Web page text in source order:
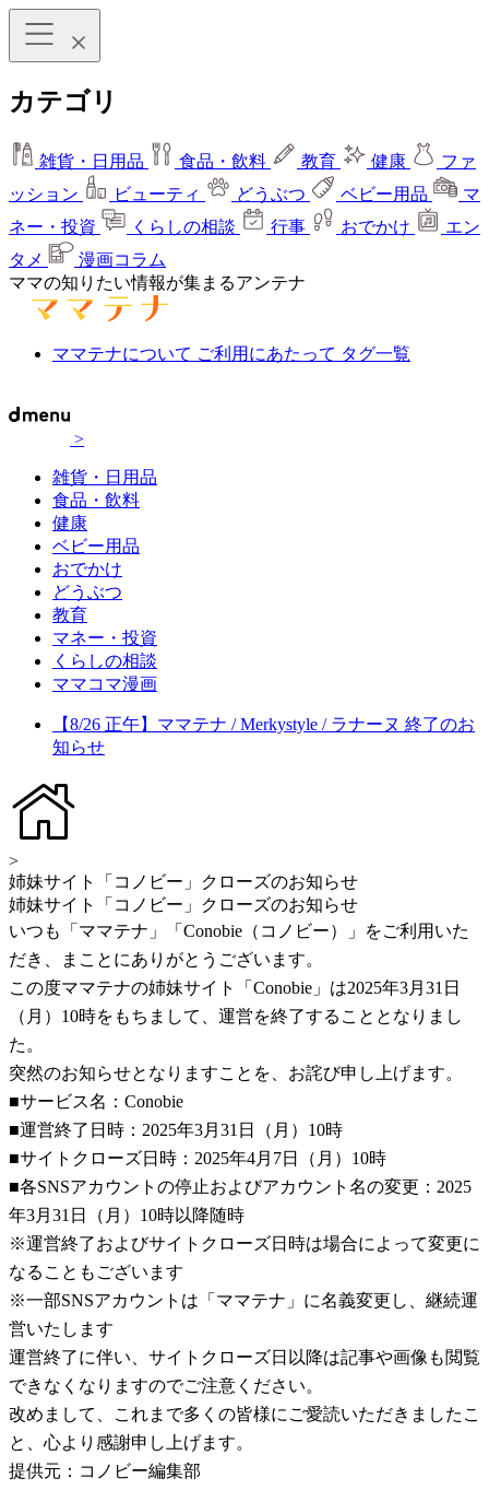
カテゴリ
雑貨・日用品 食品・飲料 教育 健康
ファ
ッション
ビューティ どうぶつ ベビー用品
マ
ネー・投資
くらしの相談 行事 おでかけ
エン
タメ
漫画コラム
ママの知りたい情報が集まるアンテナ
ママテナについて ご利用にあたって タグ一覧
>
雑貨・日用品
食品・飲料
健康
ベビー用品
おでかけ
どうぶつ
教育
マネー・投資
くらしの相談
ママコマ漫画
【8/26 正午】ママテナ / Merkystyle / ラナーヌ 終了のお
知らせ
>
姉妹サイト「コノビー」クローズのお知らせ
姉妹サイト「コノビー」クローズのお知らせ
いつも「ママテナ」「Conobie（コノビー）」をご利用いた
だき、まことにありがとうございます。
この度ママテナの姉妹サイト「Conobie」は2025年3月31日
（月）10時をもちまして、運営を終了することとなりまし
た。
突然のお知らせとなりますことを、お詫び申し上げます。
■サービス名：Conobie
■運営終了日時：2025年3月31日（月）10時
■サイトクローズ日時：2025年4月7日（月）10時
■各SNSアカウントの停止およびアカウント名の変更：2025
年3月31日（月）10時以降随時
※運営終了およびサイトクローズ日時は場合によって変更に
なることもございます
※一部SNSアカウントは「ママテナ」に名義変更し、継続運
営いたします
運営終了に伴い、サイトクローズ日以降は記事や画像も閲覧
できなくなりますのでご注意ください。
改めまして、これまで多くの皆様にご愛読いただきましたこ
と、心より感謝申し上げます。
提供元：コノビー編集部